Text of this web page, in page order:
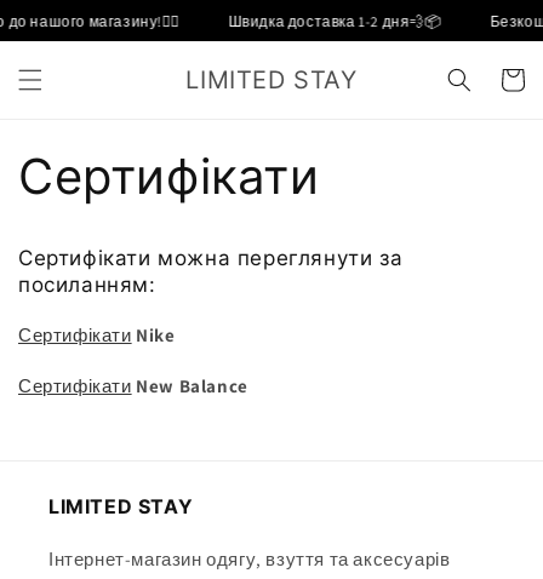
до
вмісту
нашого магазину!❤️‍🔥 Швидка доставка 1-2 дня💨📦
LIMITED STAY кошик
Сертифікати
Сертифікати можна переглянути за
посиланням:
Сертифікати Nike
Сертифікати New Balance
LIMITED STAY
Інтернет-магазин одягу, взуття та аксесуарів